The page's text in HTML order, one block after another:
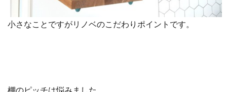
小さなことですがリノベのこだわりポイントです。
棚のピッチは悩みました。